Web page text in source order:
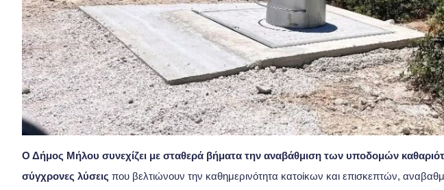
Ο Δήμος Μήλου συνεχίζει με σταθερά βήματα την αναβάθμιση των υποδομών
σύγχρονες λύσεις που βελτιώνουν την καθημερινότητα κατοίκων και επισκεπτών,